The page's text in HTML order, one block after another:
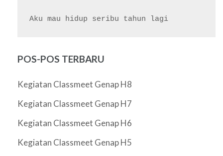
POS-POS TERBARU
Kegiatan Classmeet Genap H8
Kegiatan Classmeet Genap H7
Kegiatan Classmeet Genap H6
Kegiatan Classmeet Genap H5